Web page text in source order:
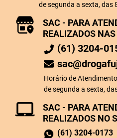
de segunda a sexta, das
SAC - PARA
REALIZADOS NO
(61) 3204-0173
SAC - PARA
REALIZADOS
(61) 3204-
Horário de
de segunda a sexta,